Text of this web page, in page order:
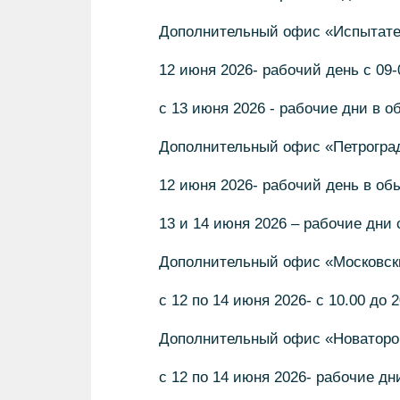
Дополнительный офис
12 июня 2026- рабочий день с
с 13 июня 2026 - рабочие дни в
Дополнительный офис
12 июня 2026- рабочий день в
13 и 14 июня 2026 – рабочие дни
Дополнительный офис
с 12 по 14 июня 2026- с 10.00 до
Дополнительный офис
с 12 по 14 июня 2026- рабочие